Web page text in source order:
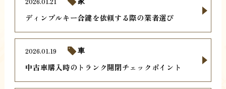
ディンプルキー合鍵を依頼する際の業者選び
中古車購入時のトランク開閉チェックポイント
2026.01.19 車